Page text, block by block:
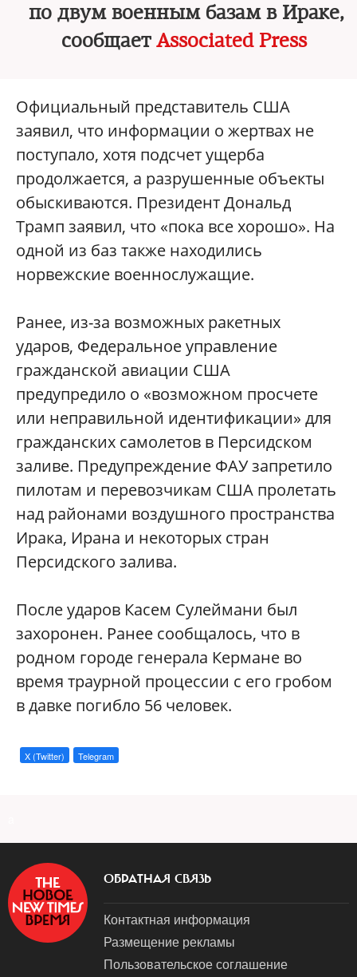
по двум военным базам в Ираке,
сообщает Associated Press
Официальный представитель США
заявил, что информации о жертвах не
поступало, хотя подсчет ущерба
продолжается, а разрушенные объекты
обыскиваются. Президент Дональд
Трамп заявил, что «пока все хорошо». На
одной из баз также находились
норвежские военнослужащие.
Ранее, из-за возможных ракетных
ударов, Федеральное управление
гражданской авиации США
предупредило о «возможном просчете
или неправильной идентификации» для
гражданских самолетов в Персидском
заливе. Предупреждение ФАУ запретило
пилотам и перевозчикам США пролетать
над районами воздушного пространства
Ирака, Ирана и некоторых стран
Персидского залива.
После ударов Касем Сулеймани был
захоронен. Ранее сообщалось, что в
родном городе генерала Кермане во
время траурной процессии с его гробом
в давке погибло 56 человек.
X (Twitter) Telegram
ОБРАТНАЯ СВЯЗЬ
Контактная информация
Размещение рекламы
Пользовательское соглашение